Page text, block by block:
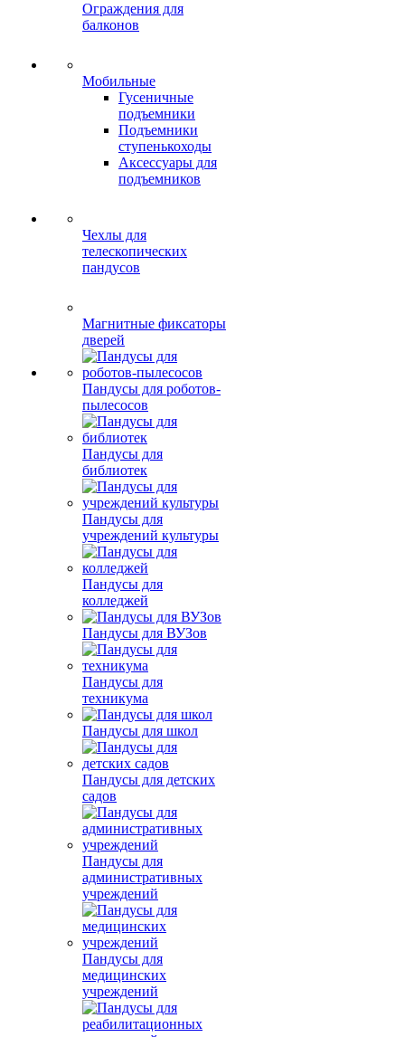
Ограждения для
балконов
Мобильные
Гусеничные
подъемники
Подъемники
ступенькоходы
Аксессуары для
подъемников
Чехлы для
телескопических
пандусов
Магнитные фиксаторы
дверей
Пандусы для роботов-
пылесосов
Пандусы для
библиотек
Пандусы для
учреждений культуры
Пандусы для
колледжей
Пандусы для ВУЗов
Пандусы для
техникума
Пандусы для школ
Пандусы для детских
садов
Пандусы для
административных
учреждений
Пандусы для
медицинских
учреждений